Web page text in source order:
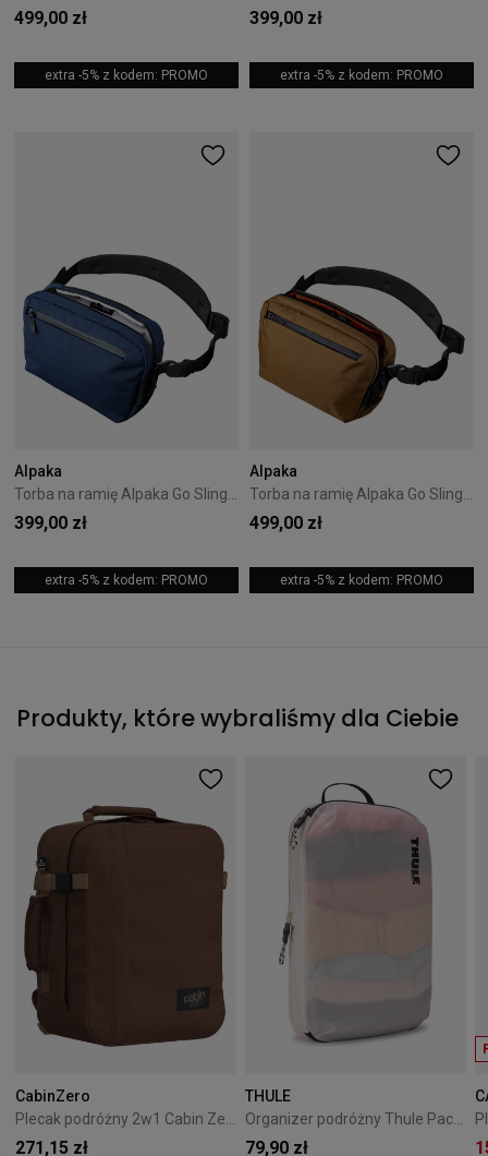
499,00 zł
extra -5% z kodem: PROMO
399,00 zł
extra -5% z kodem: PROMO
Alpaka
Torba na ramię Alpaka Go Sling Axoflux - Blue
399,00 zł
extra -5% z kodem: PROMO
Alpaka
Torba na ramię Alpaka Go Sling X-Pac - Coyote Brown
499,00 zł
extra -5% z kodem: PROMO
Produkty, które wybraliśmy dla Ciebie
CabinZero
271,15 zł
THULE
79,90 zł